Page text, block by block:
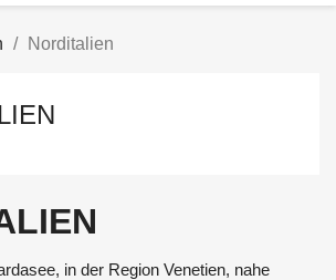
Norditalien
in der Region Venetien, nahe